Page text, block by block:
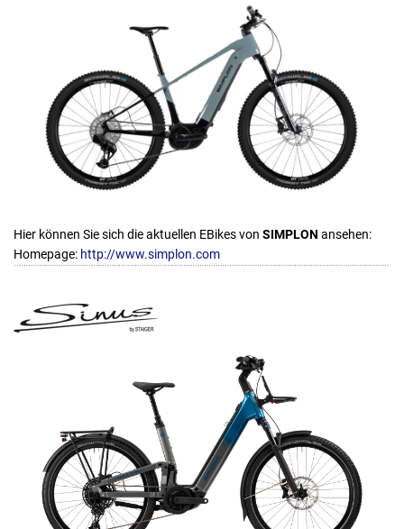
Hier können Sie sich die aktuellen EBikes von SIMPLON ansehen:
Homepage: http://www.simplon.com